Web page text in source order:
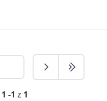
1 -1 z 1